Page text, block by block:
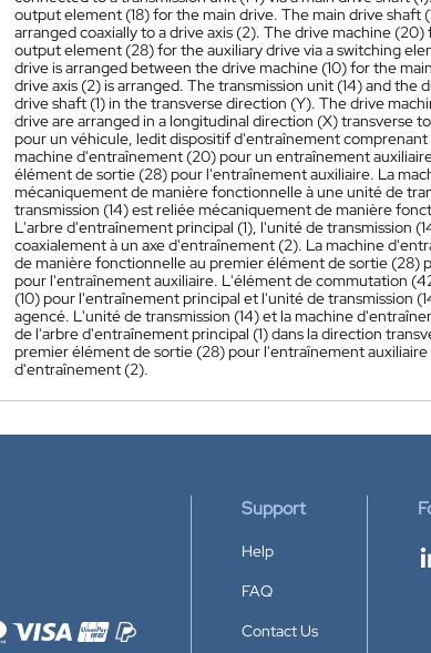
output element (18) for the main drive. The main drive shaft
arranged coaxially to a drive axis (2). The drive machine
output element (28) for the auxiliary drive via a switching
drive is arranged between the drive machine (10) for the
drive axis (2) is arranged. The transmission unit (14) and
drive shaft (1) in the transverse direction (Y). The drive
drive are arranged in a longitudinal direction (X) transverse
pour un véhicule, ledit dispositif d'entraînement
machine d'entraînement (20) pour un entraînement
élément de sortie (28) pour l'entraînement auxiliaire. La
mécaniquement de manière fonctionnelle à une unité de
transmission (14) est reliée mécaniquement de manière
L'arbre d'entraînement principal (1), l'unité de transmission
coaxialement à un axe d'entraînement (2). La machine
de manière fonctionnelle au premier élément de sortie
pour l'entraînement auxiliaire. L'élément de commutation
(10) pour l'entraînement principal et l'unité de transmission
agencé. L'unité de transmission (14) et la machine
de l'arbre d'entraînement principal (1) dans la direction
premier élément de sortie (28) pour l'entraînement
d'entraînement (2).
Support
Help
FAQ
Contact Us